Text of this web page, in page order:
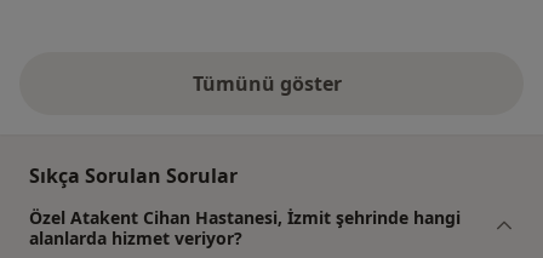
Tümünü göster
Sıkça Sorulan Sorular
Özel Atakent Cihan Hastanesi, İzmit şehrinde hangi
alanlarda hizmet veriyor?